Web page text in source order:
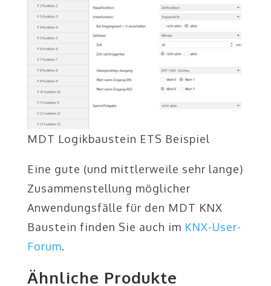
MDT Logikbaustein ETS Beispiel
Eine gute (und mittlerweile sehr lange)
Zusammenstellung möglicher
Anwendungsfälle für den MDT KNX
Baustein finden Sie auch im KNX-User-
Forum.
Ähnliche Produkte